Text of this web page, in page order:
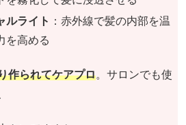
ルライト ：赤外線で髪の内部を温
を高める
作られてケアプロ。サロンでも使